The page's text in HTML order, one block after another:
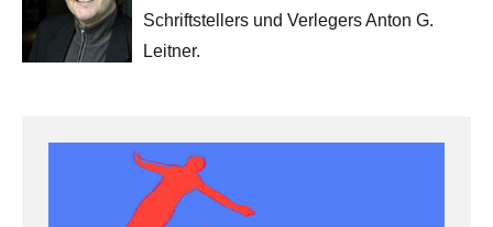
Schriftstellers und Verlegers Anton G.
Leitner.